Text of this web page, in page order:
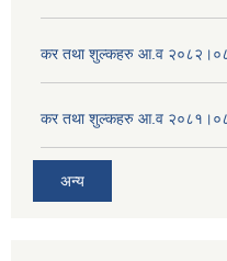
कर तथा शुल्कहरु आ.व
कर तथा शुल्कहरु आ.व
अन्य